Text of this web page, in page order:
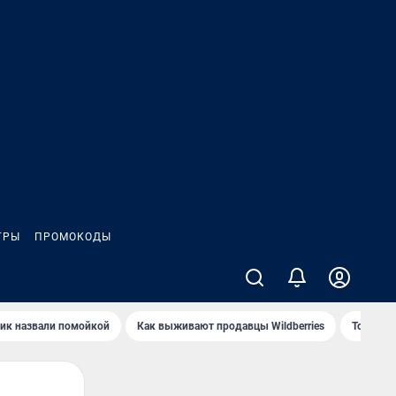
ПРОМОКОДЫ
назвали помойкой Как выживают продавцы Wildberries Топ